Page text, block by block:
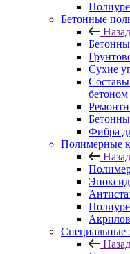
Бетонные
Назад
Сухие
бетоном
Фибра
Полимерные
Назад
Специальные
Назад